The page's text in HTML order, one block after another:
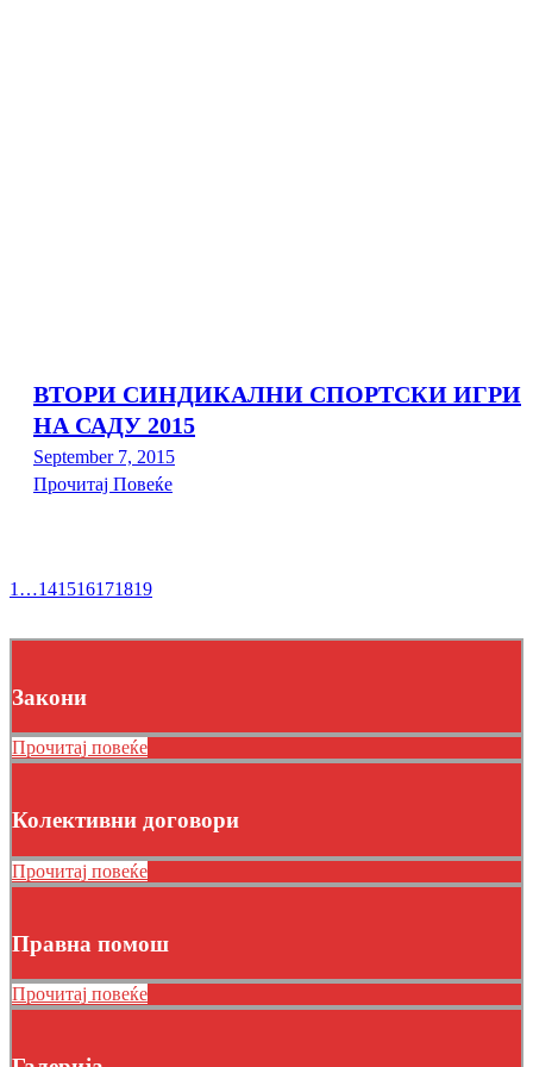
ВТОРИ СИНДИКАЛНИ СПОРТСКИ ИГРИ
НА САДУ 2015
September 7, 2015
Прочитај Повеќе
1 …141516171819
Закони
Прочитај повеќе
Колективни договори
Прочитај повеќе
Правна помош
Прочитај повеќе